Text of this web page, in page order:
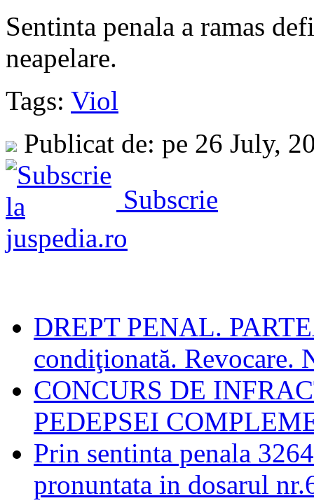
Sentinta penala a ramas
neapelare.
Tags: Viol
Publicat de: pe 26 July,
Subscrie
DREPT PENAL.
condiţionată. Revocare.
CONCURS DE
PEDEPSEI
Prin sentinta penala
pronuntata in dosarul